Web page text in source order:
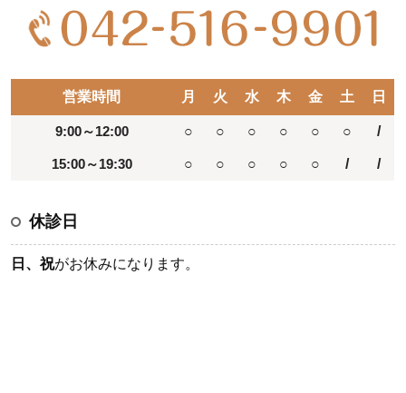
営業時間 月 火 水 木 金 土 日
9:00～12:00 ○ ○ ○ ○ ○ ○ /
15:00～19:30 ○ ○ ○ ○ ○ / /
休診日
日、祝がお休みになります。